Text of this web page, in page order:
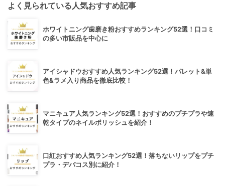
よく見られている人気おすすめ記事
ホワイトニング歯磨き粉おすすめランキング52選！口コミ
の多い市販品を中心に
アイシャドウおすすめ人気ランキング52選！パレット&単
色&ラメ入り商品を徹底比較！
マニキュア人気ランキング52選！おすすめのプチプラや速
乾タイプのネイルポリッシュを紹介！
口紅おすすめ人気ランキング52選！落ちないリップをプチ
プラ・デパコス別に紹介！